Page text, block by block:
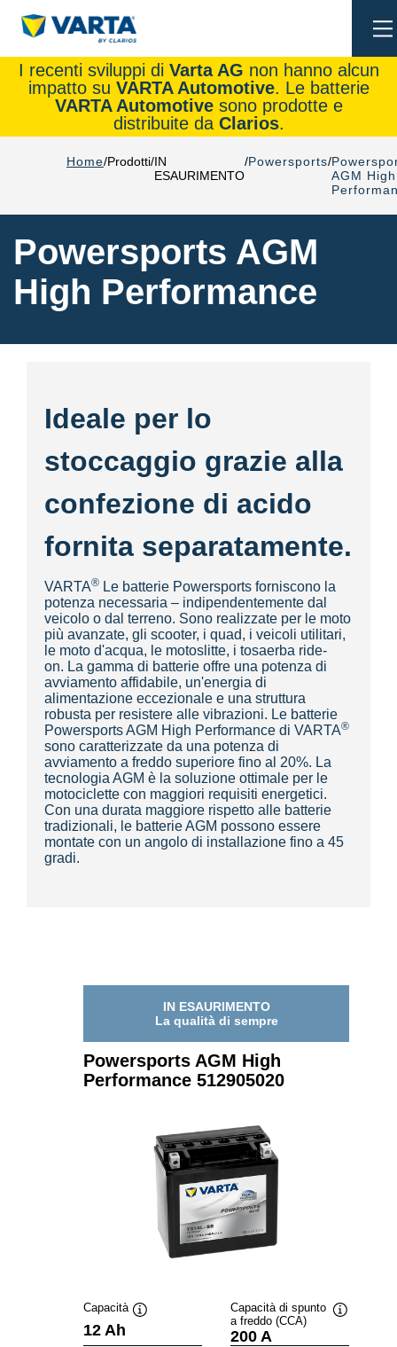
I recenti sviluppi di Varta AG non hanno alcun
impatto su VARTA Automotive. Le batterie
VARTA Automotivesono prodotte e
distribuite da Clarios.
Home Prodotti IN
ESAURIMENTO
Powersports
AGM High
Powersports AGM
High Performance
Ideale per lo
stoccaggio grazie alla
confezione di acido
fornita separatamente.
VARTA® Le batterie Powersports forniscono la
potenza necessaria – indipendentemente dal
veicolo o dal terreno. Sono realizzate per le moto
più avanzate, gli scooter, i quad, i veicoli utilitari,
le moto d'acqua, le motoslitte, i tosaerba ride-
on. La gamma di batterie offre una potenza di
avviamento affidabile, un'energia di
alimentazione eccezionale e una struttura
robusta per resistere alle vibrazioni. Le batterie
Powersports AGM High Performance di VARTA®
sono caratterizzate da una potenza di
avviamento a freddo superiore fino al 20%. La
tecnologia AGM è la soluzione ottimale per le
motociclette con maggiori requisiti energetici.
Con una durata maggiore rispetto alle batterie
tradizionali, le batterie AGM possono essere
montate con un angolo di installazione fino a 45
gradi.
IN ESAURIMENTO
La qualità di sempre
Powersports AGM High
Performance 512905020
Capacità
12 Ah
Capacità di spunto
a freddo (CCA)
200 A